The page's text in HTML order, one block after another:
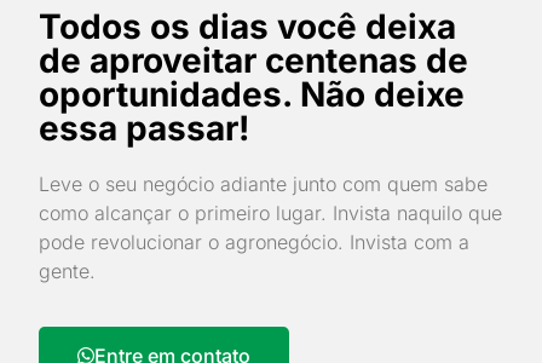
Todos os dias você deixa
de aproveitar centenas de
oportunidades. Não deixe
essa passar!
Leve o seu negócio adiante junto com quem sabe
como alcançar o primeiro lugar. Invista naquilo que
pode revolucionar o agronegócio. Invista com a
gente.
Entre em contato